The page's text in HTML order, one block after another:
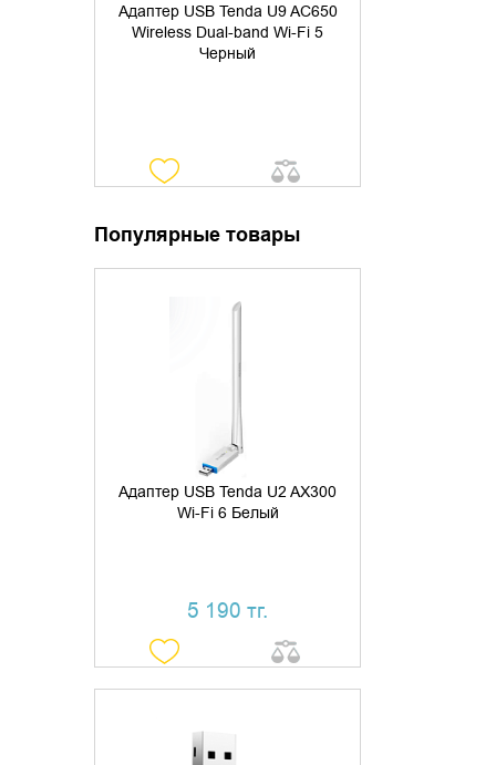
Адаптер USB Tenda U9 AC650
Wireless Dual-band Wi-Fi 5
Черный
Популярные товары
Адаптер USB Tenda U2 AX300
Wi-Fi 6 Белый
5 190 тг.
УТОЧНИТЬ НАЛИЧИЕ